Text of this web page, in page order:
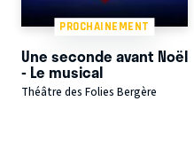
PROCHAINEMENT
Une seconde avant Noël
- Le musical
Théâtre des Folies Bergère